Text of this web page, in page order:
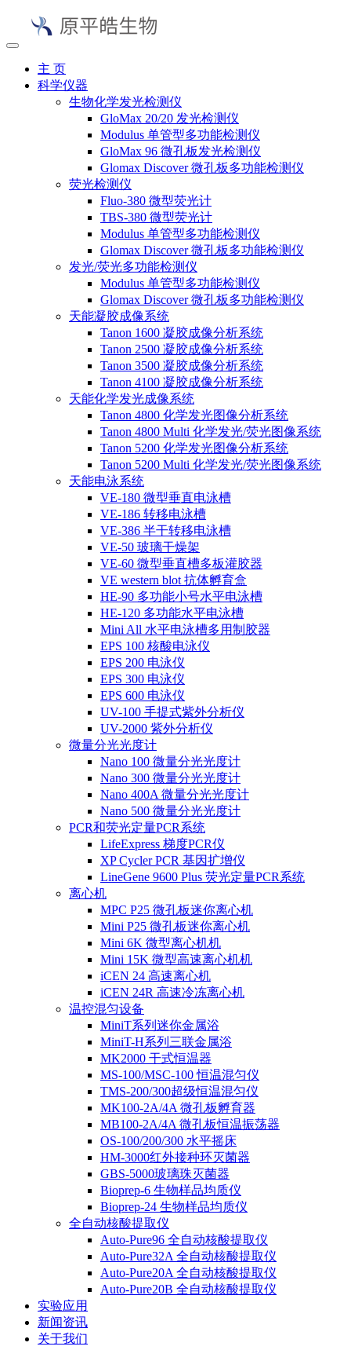
主 页
科学仪器
生物化学发光检测仪
GloMax 20/20 发光检测仪
Modulus 单管型多功能检测仪
GloMax 96 微孔板发光检测仪
Glomax Discover 微孔板多功能检测仪
荧光检测仪
Fluo-380 微型荧光计
TBS-380 微型荧光计
Modulus 单管型多功能检测仪
Glomax Discover 微孔板多功能检测仪
发光/荧光多功能检测仪
Modulus 单管型多功能检测仪
Glomax Discover 微孔板多功能检测仪
天能凝胶成像系统
Tanon 1600 凝胶成像分析系统
Tanon 2500 凝胶成像分析系统
Tanon 3500 凝胶成像分析系统
Tanon 4100 凝胶成像分析系统
天能化学发光成像系统
Tanon 4800 化学发光图像分析系统
Tanon 4800 Multi 化学发光/荧光图像系统
Tanon 5200 化学发光图像分析系统
Tanon 5200 Multi 化学发光/荧光图像系统
天能电泳系统
VE-180 微型垂直电泳槽
VE-186 转移电泳槽
VE-386 半干转移电泳槽
VE-50 玻璃干燥架
VE-60 微型垂直槽多板灌胶器
VE western blot 抗体孵育盒
HE-90 多功能小号水平电泳槽
HE-120 多功能水平电泳槽
Mini All 水平电泳槽多用制胶器
EPS 100 核酸电泳仪
EPS 200 电泳仪
EPS 300 电泳仪
EPS 600 电泳仪
UV-100 手提式紫外分析仪
UV-2000 紫外分析仪
微量分光光度计
Nano 100 微量分光光度计
Nano 300 微量分光光度计
Nano 400A 微量分光光度计
Nano 500 微量分光光度计
PCR和荧光定量PCR系统
LifeExpress 梯度PCR仪
XP Cycler PCR 基因扩增仪
LineGene 9600 Plus 荧光定量PCR系统
离心机
MPC P25 微孔板迷你离心机
Mini P25 微孔板迷你离心机
Mini 6K 微型离心机机
Mini 15K 微型高速离心机机
iCEN 24 高速离心机
iCEN 24R 高速冷冻离心机
温控混匀设备
MiniT系列迷你金属浴
MiniT-H系列三联金属浴
MK2000 干式恒温器
MS-100/MSC-100 恒温混匀仪
TMS-200/300超级恒温混匀仪
MK100-2A/4A 微孔板孵育器
MB100-2A/4A 微孔板恒温振荡器
OS-100/200/300 水平摇床
HM-3000红外接种环灭菌器
GBS-5000玻璃珠灭菌器
Bioprep-6 生物样品均质仪
Bioprep-24 生物样品均质仪
全自动核酸提取仪
Auto-Pure96 全自动核酸提取仪
Auto-Pure32A 全自动核酸提取仪
Auto-Pure20A 全自动核酸提取仪
Auto-Pure20B 全自动核酸提取仪
实验应用
新闻资讯
关于我们